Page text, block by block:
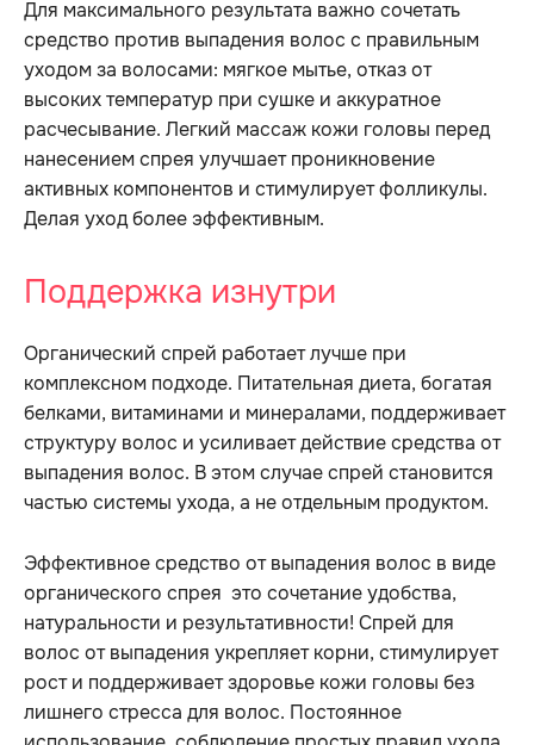
Для максимального результата важно сочетать
средство против выпадения волос с правильным
уходом за волосами: мягкое мытье, отказ от
высоких температур при сушке и аккуратное
расчесывание. Легкий массаж кожи головы перед
нанесением спрея улучшает проникновение
активных компонентов и стимулирует фолликулы.
Делая уход более эффективным.
Поддержка изнутри
Органический спрей работает лучше при
комплексном подходе. Питательная диета, богатая
белками, витаминами и минералами, поддерживает
структуру волос и усиливает действие средства от
выпадения волос. В этом случае спрей становится
частью системы ухода, а не отдельным продуктом.
Эффективное средство от выпадения волос в виде
органического спрея это сочетание удобства,
натуральности и результативности! Спрей для
волос от выпадения укрепляет корни, стимулирует
рост и поддерживает здоровье кожи головы без
лишнего стресса для волос. Постоянное